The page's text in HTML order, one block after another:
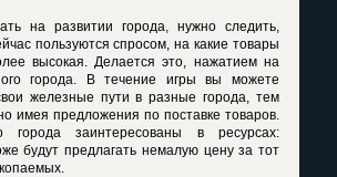
на развитии города, нужно следить,
пользуются спросом, на какие товары
высокая. Делается это, нажатием на
города. В течение игры вы можете
железные пути в разные города, тем
имея предложения по поставке товаров.
заинтересованы в ресурсах:
будут предлагать немалую цену за тот